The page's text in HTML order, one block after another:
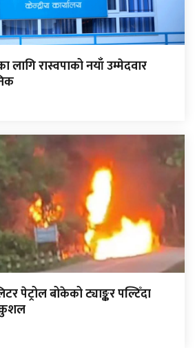
लागि रास्वपाको नयाँ उम्मेदवार
पेट्रोल बोकेको ट्याङ्कर पल्टिँदा